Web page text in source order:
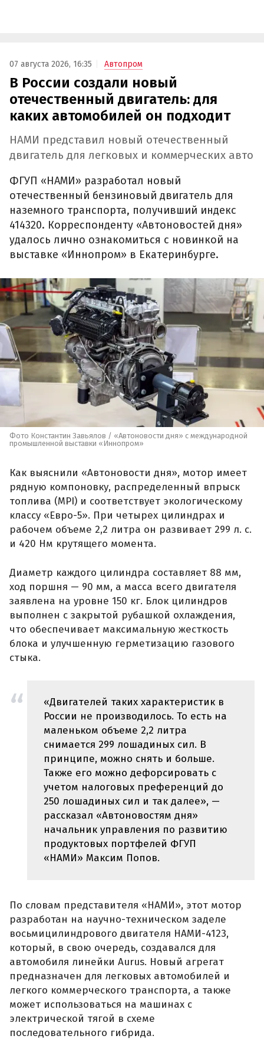
07 августа 2026, 16:35 Автопром
В России создали новый
отечественный двигатель: для
каких автомобилей он подходит
НАМИ представил новый отечественный
двигатель для легковых и коммерческих авто
ФГУП «НАМИ» разработал новый
отечественный бензиновый двигатель для
наземного транспорта, получивший индекс
414320. Корреспонденту «Автоновостей дня»
удалось лично ознакомиться с новинкой на
выставке «Иннопром» в Екатеринбурге.
Фото Константин Завьялов / «Автоновости дня» с международной
промышленной выставки «Иннопром»
Как выяснили «Автоновости дня», мотор имеет
рядную компоновку, распределенный впрыск
топлива (MPI) и соответствует экологическому
классу «Евро-5». При четырех цилиндрах и
рабочем объеме 2,2 литра он развивает 299 л. с.
и 420 Нм крутящего момента.
Диаметр каждого цилиндра составляет 88 мм,
ход поршня — 90 мм, а масса всего двигателя
заявлена на уровне 150 кг. Блок цилиндров
выполнен с закрытой рубашкой охлаждения,
что обеспечивает максимальную жесткость
блока и улучшенную герметизацию газового
стыка.
«Двигателей таких характеристик в
России не производилось. То есть на
маленьком объеме 2,2 литра
снимается 299 лошадиных сил. В
принципе, можно снять и больше.
Также его можно дефорсировать с
учетом налоговых преференций до
250 лошадиных сил и так далее», —
рассказал «Автоновостям дня»
начальник управления по развитию
продуктовых портфелей ФГУП
«НАМИ» Максим Попов.
По словам представителя «НАМИ», этот мотор
разработан на научно-техническом заделе
восьмицилиндрового двигателя НАМИ-4123,
который, в свою очередь, создавался для
автомобиля линейки Aurus. Новый агрегат
предназначен для легковых автомобилей и
легкого коммерческого транспорта, а также
может использоваться на машинах с
электрической тягой в схеме
последовательного гибрида.